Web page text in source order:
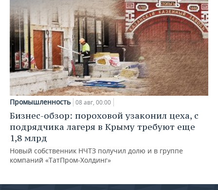
Промышленность 08 авг, 00:00
Бизнес-обзор: пороховой узаконил цеха, с
подрядчика лагеря в Крыму требуют еще
1,8 млрд
Новый собственник НЧТЗ получил долю и в группе
компаний «ТатПром-Холдинг»